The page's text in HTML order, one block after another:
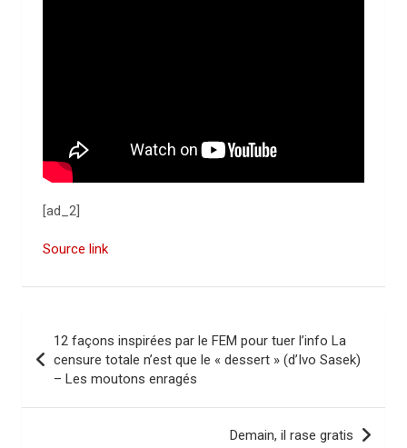
[ad_2]
Source link
i
12 façons inspirées par le FEM pour tuer l’info La
censure totale n’est que le « dessert » (d’Ivo Sasek)
– Les moutons enragés
Demain, il rase gratis